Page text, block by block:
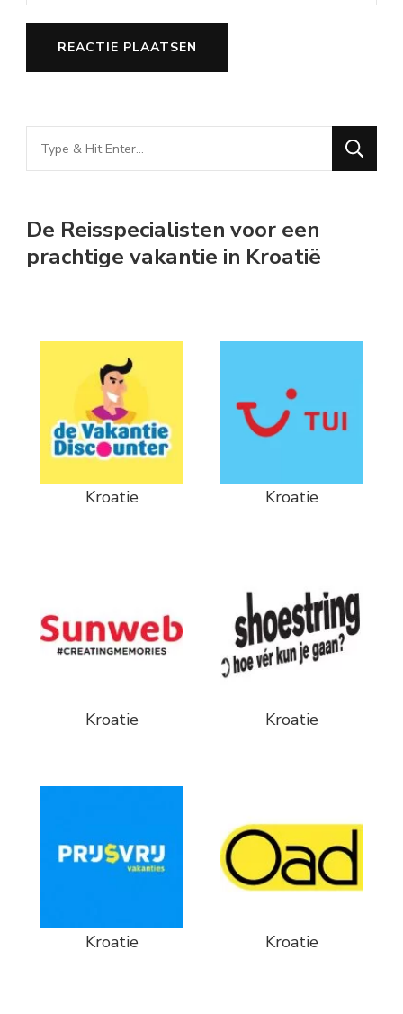
Looking
for
De Reisspecialisten voor een
prachtige vakantie in Kroatië
Kroatie Kroatie
Kroatie Kroatie
Kroatie Kroatie